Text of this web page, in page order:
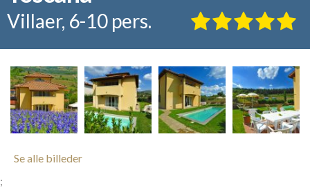
Villaer, 6-10 pers.
Se alle billeder
;